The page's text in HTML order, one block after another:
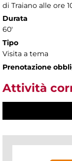
di Traiano alle ore
Durata
60'
Tipo
Visita a tema
Prenotazione
Attività